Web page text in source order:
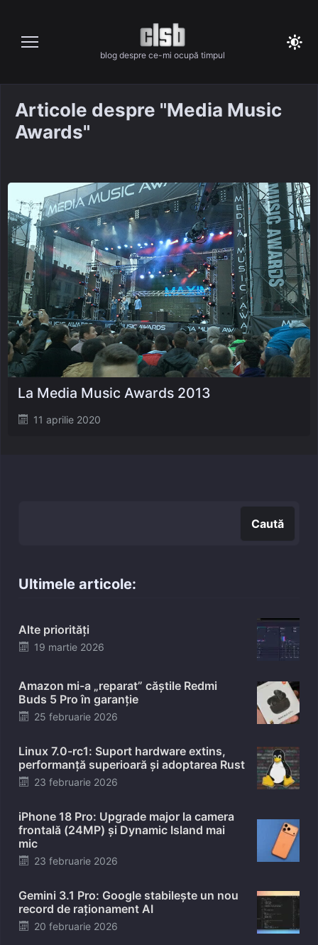
content
blog despre ce-mi ocupă timpul
Articole despre "Media Music
Awards"
Posted
11 aprilie 2020
La Media Music Awards 2013
Caută
Ultimele articole:
Alte priorități
Posted
19 martie 2026
Amazon mi-a „reparat” căștile Redmi
Buds 5 Pro în garanție
Posted
25 februarie 2026
Linux 7.0-rc1: Suport hardware extins,
performanță superioară și adoptarea Rust
Posted
23 februarie 2026
iPhone 18 Pro: Upgrade major la camera
frontală (24MP) și Dynamic Island mai
mic
Posted
23 februarie 2026
Gemini 3.1 Pro: Google stabilește un nou
record de raționament AI
Posted
20 februarie 2026